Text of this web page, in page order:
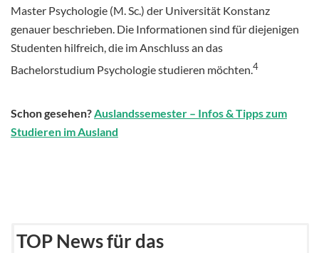
Master Psychologie (M. Sc.) der Universität Konstanz
genauer beschrieben. Die Informationen sind für diejenigen
Studenten hilfreich, die im Anschluss an das
Bachelorstudium Psychologie studieren möchten.4
Schon gesehen?Auslandssemester – Infos & Tipps zum
Studieren im Ausland
TOP News für das